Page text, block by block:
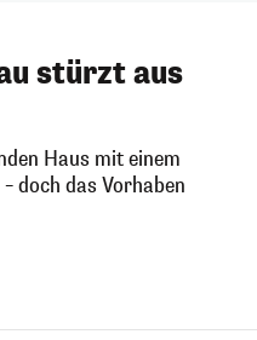
stürzt aus
Haus mit einem
doch das Vorhaben